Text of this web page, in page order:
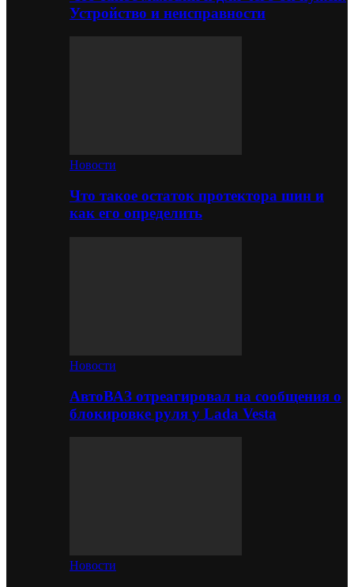
Устройство и неисправности
Новости
Что такое остаток протектора шин и
как его определить
Новости
АвтоВАЗ отреагировал на сообщения о
блокировке руля у Lada Vesta
Новости